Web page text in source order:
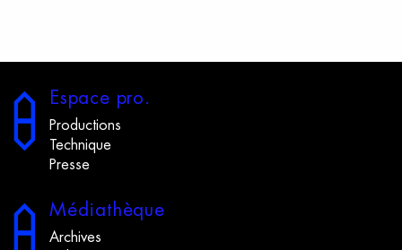
Espace pro.
Productions
Technique
Presse
Médiathèque
Archives